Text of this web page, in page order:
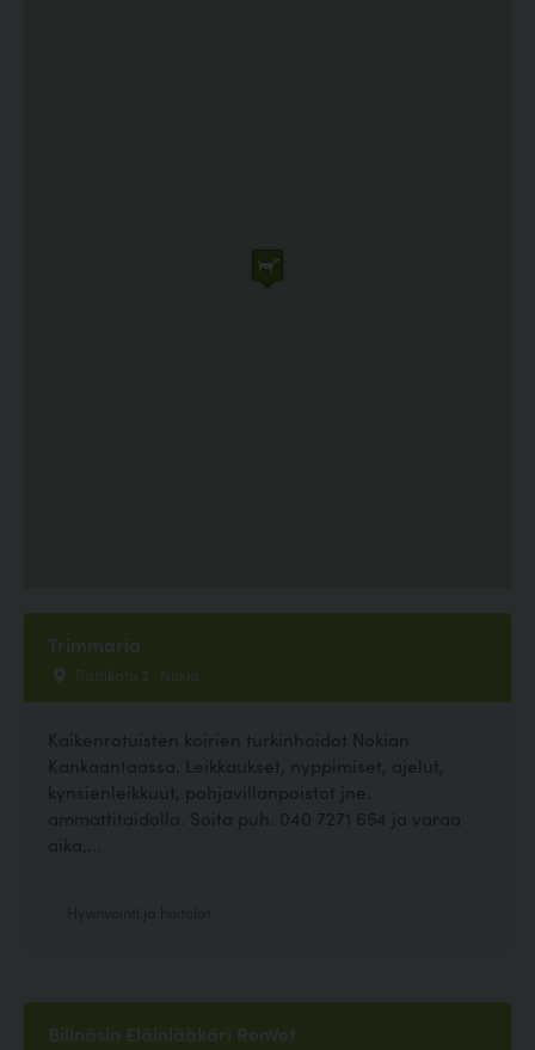
Trimmaria
Rattikatu 2 , Nokia
Kaikenrotuisten koirien turkinhoidot Nokian
Kankaantaassa. Leikkaukset, nyppimiset, ajelut,
kynsienleikkuut, pohjavillanpoistot jne.
ammattitaidolla. Soita puh. 040 7271 654 ja varaa
aika,...
Billnäsin Eläinlääkäri RenVet